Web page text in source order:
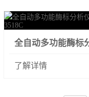
了解详情